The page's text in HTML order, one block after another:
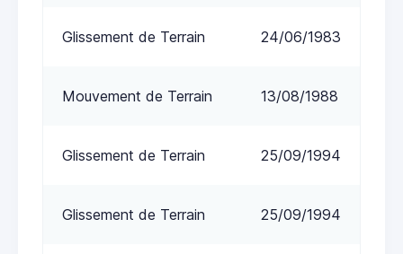
Glissement de Terrain 24/06/1983
Mouvement de Terrain 13/08/1988
Glissement de Terrain 25/09/1994
Glissement de Terrain 25/09/1994